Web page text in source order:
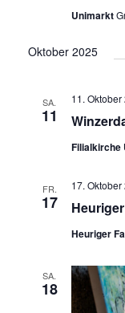
Unimarkt
Oktober 2025
SA.
11
11.
Filialkirche
FR.
17
17. Oktober
Heuriger
SA.
18